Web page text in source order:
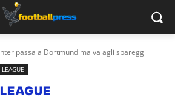
passa a Dortmund ma va agli spareggi